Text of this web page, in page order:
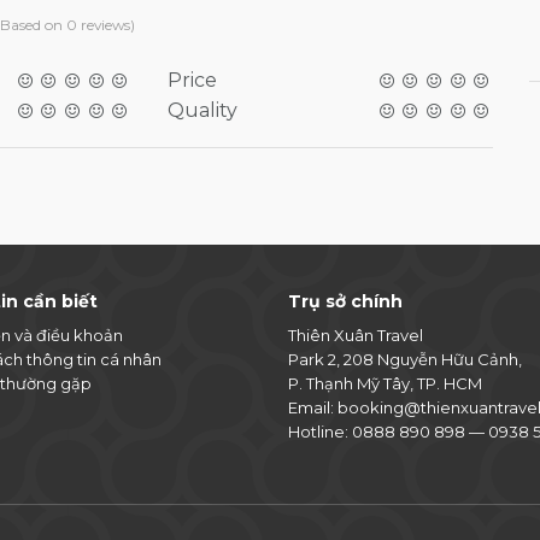
on 0 reviews)
Price
Quality
cần biết
và điều khoản
thông tin cá nhân
gặp
Trụ sở chính
Thiên Xuân Travel
Park 2, 208 Nguyễn Hữu Cảnh,
P. Thạnh Mỹ Tây, TP. HCM
Email:
Hotline: 0888 890 898 — 0938